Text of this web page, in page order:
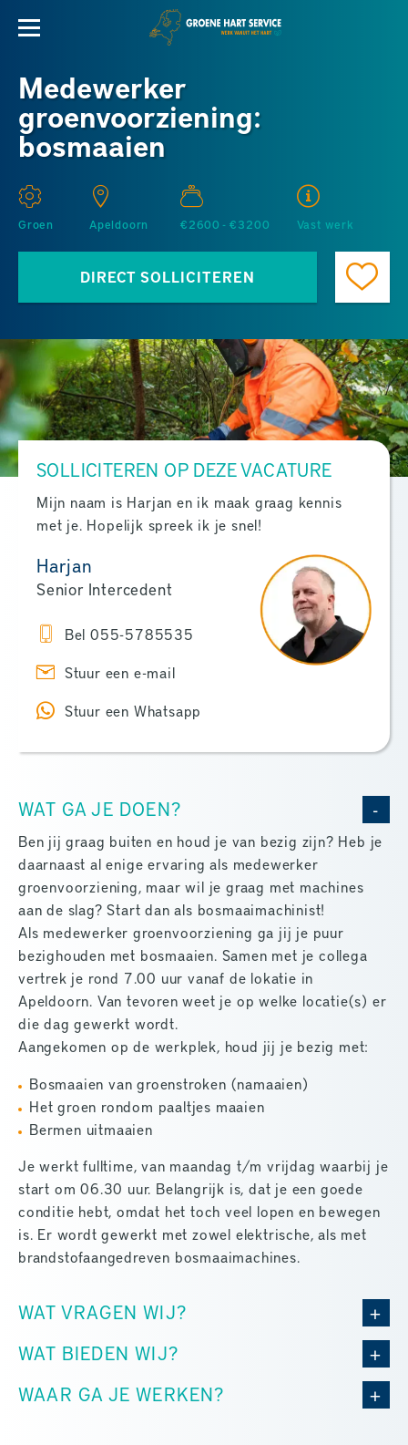
Medewerker
groenvoorziening:
bosmaaien
Groen Apeldoorn €2600 - €3200 Vast werk
DIRECT SOLLICITEREN
SOLLICITEREN OP DEZE VACATURE
Mijn naam is Harjan en ik maak graag kennis
met je. Hopelijk spreek ik je snel!
Harjan
Senior Intercedent
Bel 055-5785535
Stuur een e-mail
Stuur een Whatsapp
WAT GA JE DOEN?
Ben jij graag buiten en houd je van bezig zijn? Heb je
daarnaast al enige ervaring als medewerker
groenvoorziening, maar wil je graag met machines
aan de slag? Start dan als bosmaaimachinist!
Als medewerker groenvoorziening ga jij je puur
bezighouden met bosmaaien. Samen met je collega
vertrek je rond 7.00 uur vanaf de lokatie in
Apeldoorn. Van tevoren weet je op welke locatie(s) er
die dag gewerkt wordt.
Aangekomen op de werkplek, houd jij je bezig met:
Bosmaaien van groenstroken (namaaien)
Het groen rondom paaltjes maaien
Bermen uitmaaien
Je werkt fulltime, van maandag t/m vrijdag waarbij je
start om 06.30 uur. Belangrijk is, dat je een goede
conditie hebt, omdat het toch veel lopen en bewegen
is. Er wordt gewerkt met zowel elektrische, als met
brandstofaangedreven bosmaaimachines.
WAT VRAGEN WIJ?
WAT BIEDEN WIJ?
WAAR GA JE WERKEN?